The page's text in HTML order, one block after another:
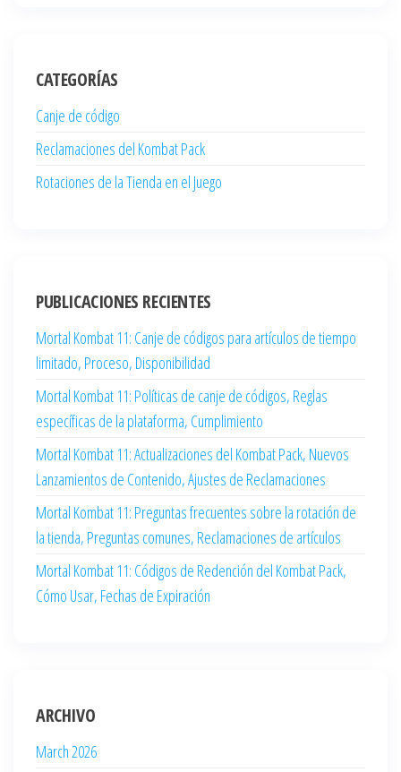
CATEGORÍAS
Canje de código
Reclamaciones del Kombat Pack
Rotaciones de la Tienda en el Juego
PUBLICACIONES RECIENTES
Mortal Kombat 11: Canje de códigos para artículos de tiempo
limitado, Proceso, Disponibilidad
Mortal Kombat 11: Políticas de canje de códigos, Reglas
específicas de la plataforma, Cumplimiento
Mortal Kombat 11: Actualizaciones del Kombat Pack, Nuevos
Lanzamientos de Contenido, Ajustes de Reclamaciones
Mortal Kombat 11: Preguntas frecuentes sobre la rotación de
la tienda, Preguntas comunes, Reclamaciones de artículos
Mortal Kombat 11: Códigos de Redención del Kombat Pack,
Cómo Usar, Fechas de Expiración
ARCHIVO
March 2026